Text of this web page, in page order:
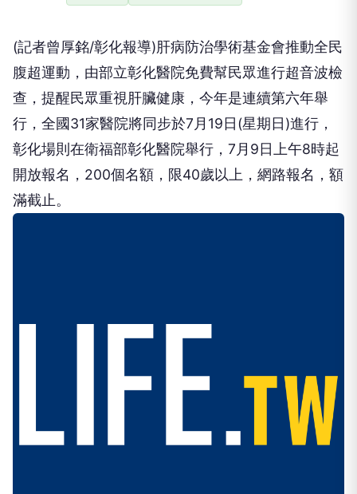
(記者曾厚銘/彰化報導)肝病防治學術基金會推動全民
腹超運動，由部立彰化醫院免費幫民眾進行超音波檢
查，提醒民眾重視肝臟健康，今年是連續第六年舉
行，全國31家醫院將同步於7月19日(星期日)進行，
彰化場則在衛福部彰化醫院舉行，7月9日上午8時起
開放報名，200個名額，限40歲以上，網路報名，額
滿截止。